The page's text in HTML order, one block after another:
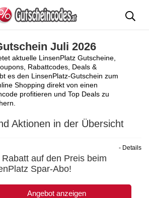
Juli 2026
aktuelle LinsenPlatz Gutscheine,
Rabattcodes, Deals &
es den LinsenPlatz-Gutschein zum
Shopping direkt von einen
profitieren und Top Deals zu
Aktionen in der Übersicht
Rabatt auf den Preis beim
Spar-Abo!
Angebot anzeigen
- Details